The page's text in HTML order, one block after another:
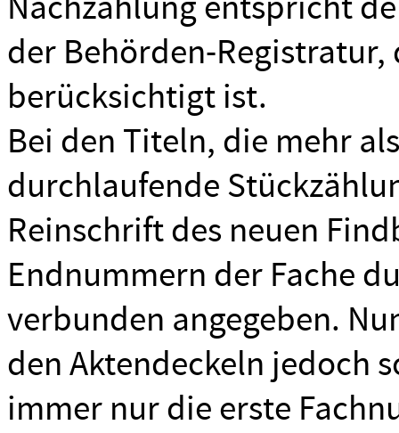
der Behörden-
berücksichtigt ist.
Bei den Titeln, die mehr
durchlaufende
Reinschrift des neuen
Endnummern der Fache
verbunden angegeben.
den Aktendeckeln jedoch
immer nur die erste